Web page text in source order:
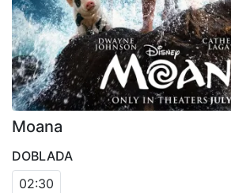
Moana
DOBLADA
02:30